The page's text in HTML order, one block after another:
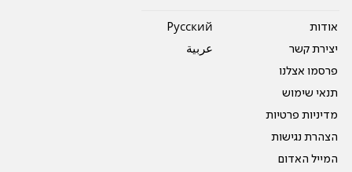
אודות
יצירת קשר
פרסמו אצלנו
תנאי שימוש
מדיניות פרטיות
הצהרת נגישות
המייל האדום
Pусский
عربية